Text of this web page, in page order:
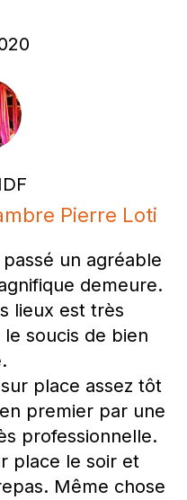
Pierre Loti
un agréable
demeure.
lieux est très
soucis de bien
place assez tôt
premier par une
professionnelle.
place le soir et
Même chose